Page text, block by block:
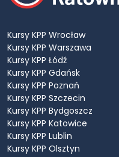
Kursy KPP Wrocław
Kursy KPP Warszawa
Kursy KPP Łódź
Kursy KPP Gdańsk
Kursy KPP Poznań
Kursy KPP Szczecin
Kursy KPP Bydgoszcz
Kursy KPP Katowice
Kursy KPP Lublin
Kursy KPP Olsztyn